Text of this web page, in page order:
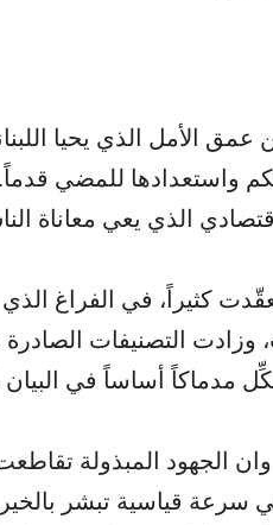
الأمل الذي يحيا
واستعدادها للمضي قدماً.
الذي يعي معاناة
كثيراً، في الفراغ
وزادت التصنيفات
مدماكاً أساساً في
الجهود المبذولة
سرعة قياسية تبشر